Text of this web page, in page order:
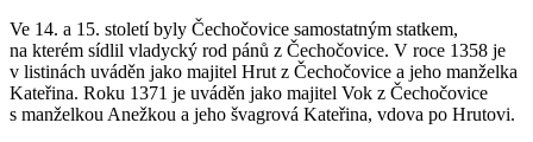
Ve 14. a 15. století byly Čechočovice samostatným statkem,
na kterém sídlil vladycký rod pánů z Čechočovice. V roce 1358 je
v listinách uváděn jako majitel Hrut z Čechočovice a jeho manželka
Kateřina. Roku 1371 je uváděn jako majitel Vok z Čechočovice
s manželkou Anežkou a jeho švagrová Kateřina, vdova po Hrutovi.